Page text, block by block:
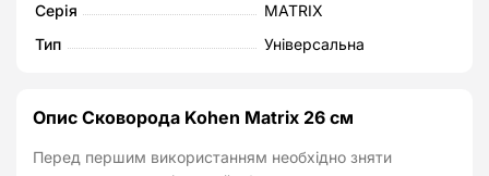
Серія
MATRIX
Тип
Універсальна
Опис Сковорода Kohen Matrix 26 см
Перед першим використанням необхідно зняти